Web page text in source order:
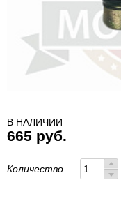
В НАЛИЧИИ
665 руб.
Количество